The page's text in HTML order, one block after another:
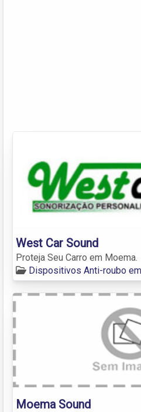
West Car Sound
Proteja Seu Carro em Moema.
Dispositivos Anti-roubo
Moema Sound